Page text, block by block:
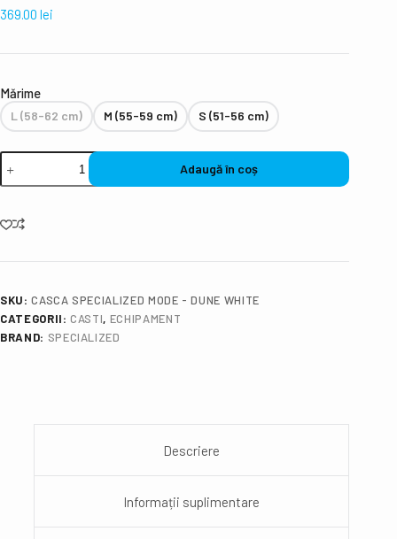
369.00 lei
Mǎrime
L (58-62 cm) M (55-59 cm) S (51-56 cm)
Adaugă în coș
SKU:CASCA SPECIALIZED MODE - DUNE WHITE
CATEGORII:CASTI, ECHIPAMENT
BRAND: SPECIALIZED
Descriere
Informații suplimentare